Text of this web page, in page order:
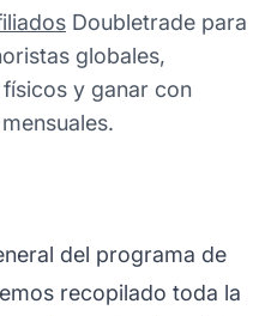
Doubletrade para
globales,
y ganar con
del programa de
recopilado toda la